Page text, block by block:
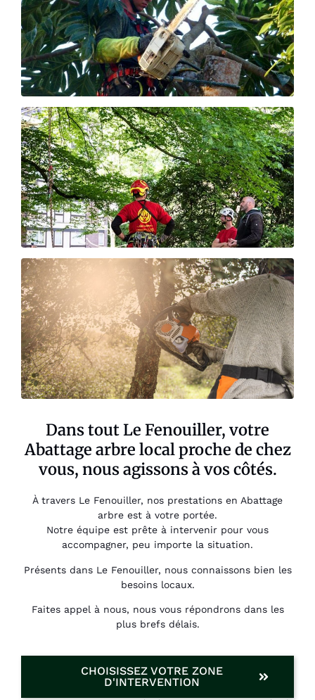
Dans tout Le Fenouiller, votre
Abattage arbre local proche de chez
vous, nous agissons à vos côtés.
À travers Le Fenouiller, nos prestations en Abattage
arbre est à votre portée.
Notre équipe est prête à intervenir pour vous
accompagner, peu importe la situation.
Présents dans Le Fenouiller, nous connaissons bien les
besoins locaux.
Faites appel à nous, nous vous répondrons dans les
plus brefs délais.
CHOISISSEZ VOTRE ZONE
D'INTERVENTION